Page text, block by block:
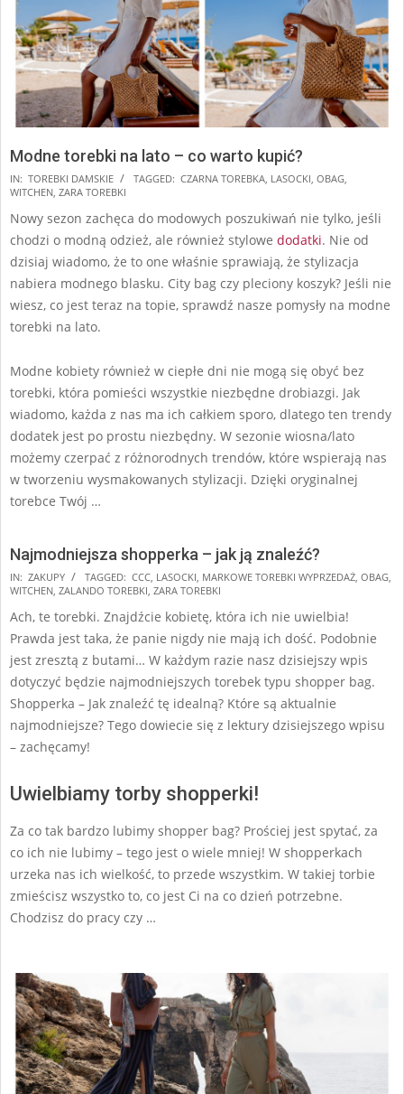
Modne torebki na lato – co warto kupić?
2025-
07-
30
IN: TOREBKI DAMSKIE TAGGED: CZARNA TOREBKA, LASOCKI, OBAG,
WITCHEN, ZARA TOREBKI
Nowy sezon zachęca do modowych poszukiwań nie tylko, jeśli
chodzi o modną odzież, ale również stylowe dodatki. Nie od
dzisiaj wiadomo, że to one właśnie sprawiają, że stylizacja
nabiera modnego blasku. City bag czy pleciony koszyk? Jeśli nie
wiesz, co jest teraz na topie, sprawdź nasze pomysły na modne
torebki na lato.
Modne kobiety również w ciepłe dni nie mogą się obyć bez
torebki, która pomieści wszystkie niezbędne drobiazgi. Jak
wiadomo, każda z nas ma ich całkiem sporo, dlatego ten trendy
dodatek jest po prostu niezbędny. W sezonie wiosna/lato
możemy czerpać z różnorodnych trendów, które wspierają nas
w tworzeniu wysmakowanych stylizacji. Dzięki oryginalnej
torebce Twój …
Najmodniejsza shopperka – jak ją znaleźć?
2025-
07-
24
IN: ZAKUPY TAGGED: CCC, LASOCKI, MARKOWE TOREBKI WYPRZEDAŻ, OBAG,
WITCHEN, ZALANDO TOREBKI, ZARA TOREBKI
Ach, te torebki. Znajdźcie kobietę, która ich nie uwielbia!
Prawda jest taka, że panie nigdy nie mają ich dość. Podobnie
jest zresztą z butami… W każdym razie nasz dzisiejszy wpis
dotyczyć będzie najmodniejszych torebek typu shopper bag.
Shopperka – Jak znaleźć tę idealną? Które są aktualnie
najmodniejsze? Tego dowiecie się z lektury dzisiejszego wpisu
– zachęcamy!
Uwielbiamy torby shopperki!
Za co tak bardzo lubimy shopper bag? Prościej jest spytać, za
co ich nie lubimy – tego jest o wiele mniej! W shopperkach
urzeka nas ich wielkość, to przede wszystkim. W takiej torbie
zmieścisz wszystko to, co jest Ci na co dzień potrzebne.
Chodzisz do pracy czy …